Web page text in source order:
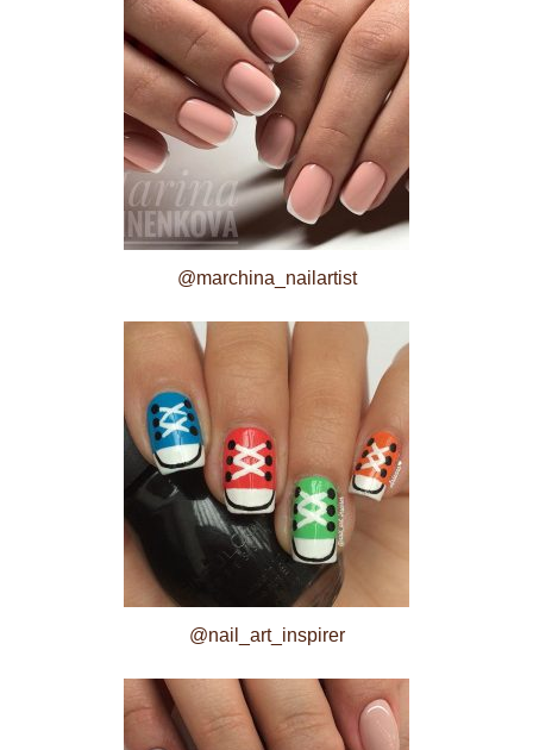
@marchina_nailartist
@nail_art_inspirer